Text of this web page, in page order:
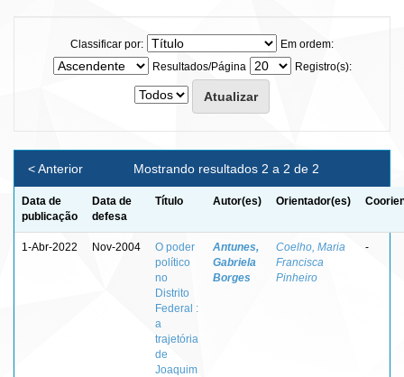
Classificar por:
Em ordem:
Resultados/Página
Registro(s):
Mostrando resultados 2 a 2 de 2
< Anterior
Data de
publicação
Data de
defesa
Título Autor(es) Orientador(es)
1-Abr-2022 Nov-2004
O poder
político
no
Distrito
Federal :
a
trajetória
de
Joaquim
Antunes,
Gabriela
Borges
Coelho, Maria
Francisca
Pinheiro
-